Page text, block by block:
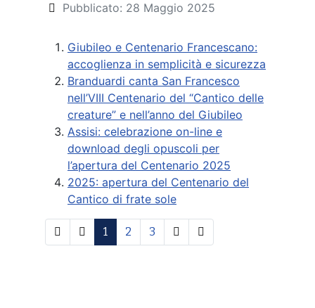
Pubblicato: 28 Maggio 2025
Giubileo e Centenario Francescano:
accoglienza in semplicità e sicurezza
Branduardi canta San Francesco
nell’VIII Centenario del “Cantico delle
creature” e nell’anno del Giubileo
Assisi: celebrazione on-line e
download degli opuscoli per
l’apertura del Centenario 2025
2025: apertura del Centenario del
Cantico di frate sole
1 2 3